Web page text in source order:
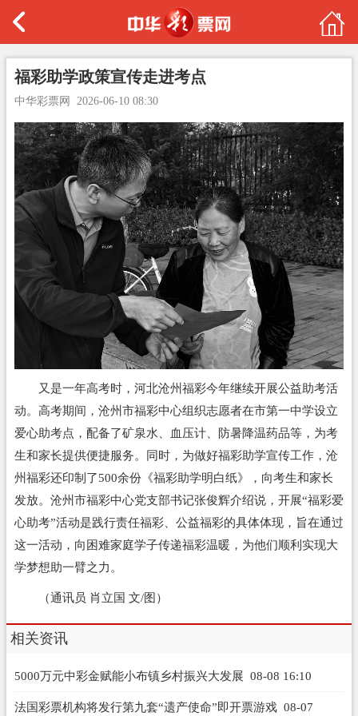
福彩助学政策宣传走进考点
中华彩票网 2026-06-10 08:30
又是一年高考时，河北沧州福彩今年继续开展公益助考活
动。高考期间，沧州市福彩中心组织志愿者在市第一中学设立
爱心助考点，配备了矿泉水、血压计、防暑降温药品等，为考
生和家长提供便捷服务。同时，为做好福彩助学宣传工作，沧
州福彩还印制了500余份《福彩助学明白纸》，向考生和家长
发放。沧州市福彩中心党支部书记张俊辉介绍说，开展“福彩爱
心助考”活动是践行责任福彩、公益福彩的具体体现，旨在通过
这一活动，向困难家庭学子传递福彩温暖，为他们顺利实现大
学梦想助一臂之力。
（通讯员 肖立国 文/图）
相关资讯
5000万元中彩金赋能小布镇乡村振兴大发展 08-08 16:10
法国彩票机构将发行第九套“遗产使命”即开票游戏 08-07